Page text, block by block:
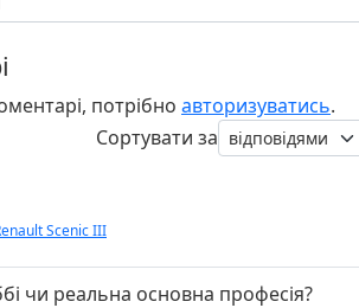
потрібно авторизуватись.
Сортувати за
Scenic III
чи реальна основна професія?